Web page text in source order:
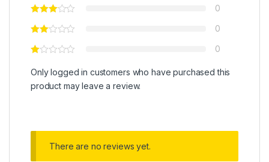
0
0
0
Only logged in customers who have purchased this
product may leave a review.
There are no reviews yet.